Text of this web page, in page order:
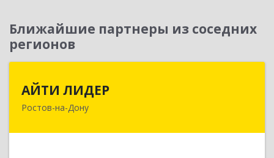
Ближайшие партнеры из соседних
регионов
АЙТИ ЛИДЕР
Ростов-на-Дону
344065, Ростовская обл, Ростов-на-Дону г,